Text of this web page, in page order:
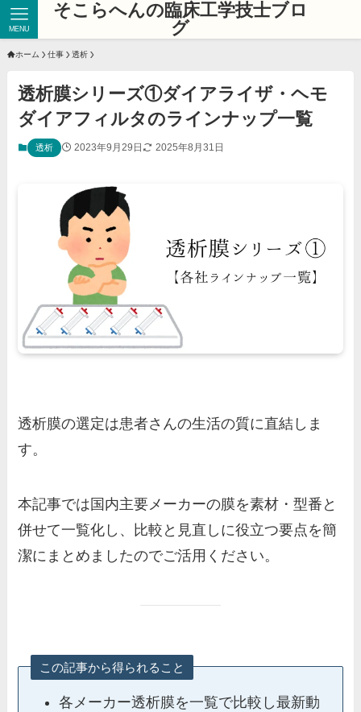
そこらへんの臨床工学技士ブロ
グ
MENU
ホーム 仕事 透析
透析膜シリーズ①ダイアライザ・ヘモ
ダイアフィルタのラインナップ一覧
透析 2023年9月29日 2025年8月31日
透析膜の選定は患者さんの生活の質に直結しま
す。
本記事では国内主要メーカーの膜を素材・型番と
併せて一覧化し、比較と見直しに役立つ要点を簡
潔にまとめましたのでご活用ください。
この記事から得られること
各メーカー透析膜を一覧で比較し最新動